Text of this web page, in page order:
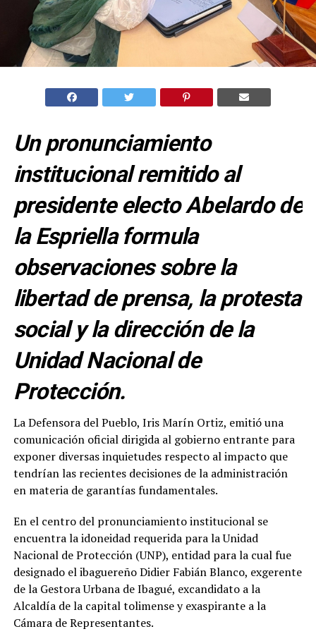
Un pronunciamiento
institucional remitido al
presidente electo Abelardo de
la Espriella formula
observaciones sobre la
libertad de prensa, la protesta
social y la dirección de la
Unidad Nacional de
Protección.
La Defensora del Pueblo, Iris Marín Ortiz, emitió una
comunicación oficial dirigida al gobierno entrante para
exponer diversas inquietudes respecto al impacto que
tendrían las recientes decisiones de la administración
en materia de garantías fundamentales.
En el centro del pronunciamiento institucional se
encuentra la idoneidad requerida para la Unidad
Nacional de Protección (UNP), entidad para la cual fue
designado el ibaguereño Didier Fabián Blanco, exgerente
de la Gestora Urbana de Ibagué, excandidato a la
Alcaldía de la capital tolimense y exaspirante a la
Cámara de Representantes.